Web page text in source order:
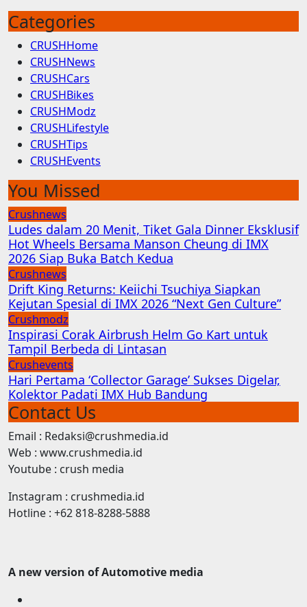
Categories
CRUSHHome
CRUSHNews
CRUSHCars
CRUSHBikes
CRUSHModz
CRUSHLifestyle
CRUSHTips
CRUSHEvents
You Missed
Crushnews
Ludes dalam 20 Menit, Tiket Gala Dinner Eksklusif
Hot Wheels Bersama Manson Cheung di IMX
2026 Siap Buka Batch Kedua
Crushnews
Drift King Returns: Keiichi Tsuchiya Siapkan
Kejutan Spesial di IMX 2026 “Next Gen Culture”
Crushmodz
Inspirasi Corak Airbrush Helm Go Kart untuk
Tampil Berbeda di Lintasan
Crushevents
Hari Pertama ‘Collector Garage’ Sukses Digelar,
Kolektor Padati IMX Hub Bandung
Contact Us
Email : Redaksi@crushmedia.id
Web : www.crushmedia.id
Youtube : crush media
Instagram : crushmedia.id
Hotline : +62 818-8288-5888
A new version of Automotive media